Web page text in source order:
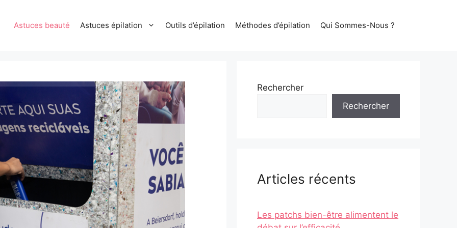
Astuces beauté Astuces épilation Outils d’épilation Méthodes d’épilation Qui Sommes-Nous ?
Rechercher
Rechercher
Articles récents
Les patchs bien-être alimentent le